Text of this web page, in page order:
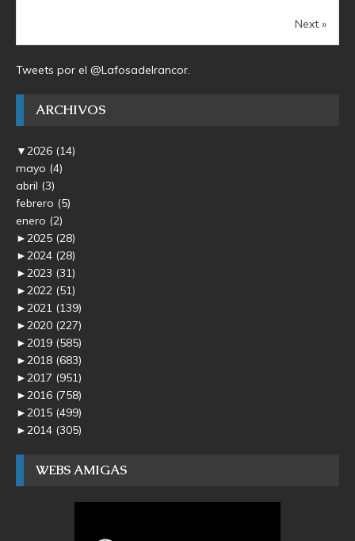
Next »
Tweets por el @Lafosadelrancor.
ARCHIVOS
▼2026 (14)
mayo (4)
abril (3)
febrero (5)
enero (2)
►2025 (28)
►2024 (28)
►2023 (31)
►2022 (51)
►2021 (139)
►2020 (227)
►2019 (585)
►2018 (683)
►2017 (951)
►2016 (758)
►2015 (499)
►2014 (305)
WEBS AMIGAS